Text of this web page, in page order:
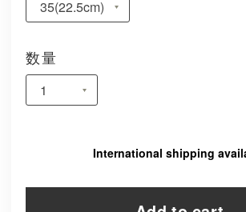
数量
International shipping